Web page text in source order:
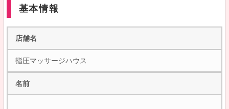
基本情報
店舗名
指圧マッサージハウス
名前